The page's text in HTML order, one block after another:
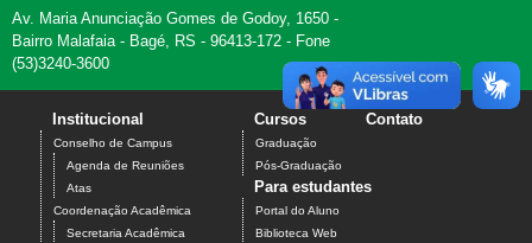
Av. Maria Anunciação Gomes de Godoy, 1650 -
Bairro Malafaia - Bagé, RS - 96413-172 - Fone
(53)3240-3600
Institucional
Conselho de Campus
Agenda de Reuniões
Atas
Coordenação Acadêmica
Secretaria Acadêmica
Cursos
Graduação
Pós-Graduação
Contato
Para estudantes
Portal do Aluno
Biblioteca Web